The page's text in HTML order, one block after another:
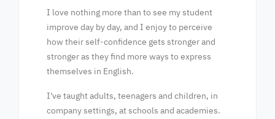
I love nothing more than to see my student
improve day by day, and I enjoy to perceive
how their self-confidence gets stronger and
stronger as they find more ways to express
themselves in English.
I've taught adults, teenagers and children, in
company settings, at schools and academies.